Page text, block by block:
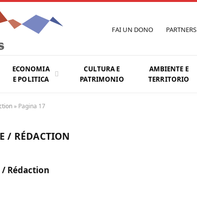
FAI UN DONO PARTNERS
ECONOMIA
E POLITICA
CULTURA E
PATRIMONIO
AMBIENTE E
TERRITORIO
» Pagina 17
/ RÉDACTION
/ Rédaction